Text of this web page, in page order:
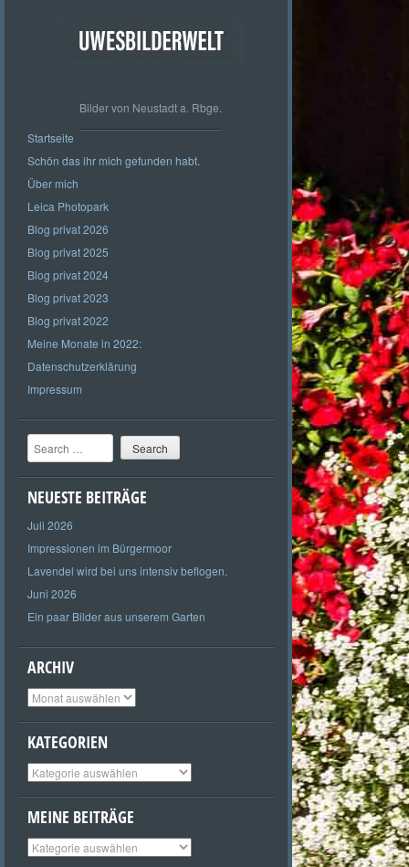
Bilder von Neustadt a. Rbge.
Startseite
Schön das ihr mich gefunden habt.
Über mich
Leica Photopark
Blog privat 2026
Blog privat 2025
Blog privat 2024
Blog privat 2023
Blog privat 2022
Meine Monate in 2022:
Datenschutzerklärung
Impressum
Search
NEUESTE BEITRÄGE
Juli 2026
Impressionen im Bürgermoor
Lavendel wird bei uns intensiv beflogen.
Juni 2026
Ein paar Bilder aus unserem Garten
ARCHIV
Archiv
KATEGORIEN
Kategorien
MEINE BEITRÄGE
Meine
Beiträge